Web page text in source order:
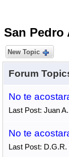
San Pedro
New Topic
Forum
No te
Last Post: Juan
No te
Last Post: D.G.R.